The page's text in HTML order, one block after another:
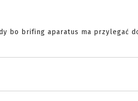
bo brifing aparatus ma przylegać